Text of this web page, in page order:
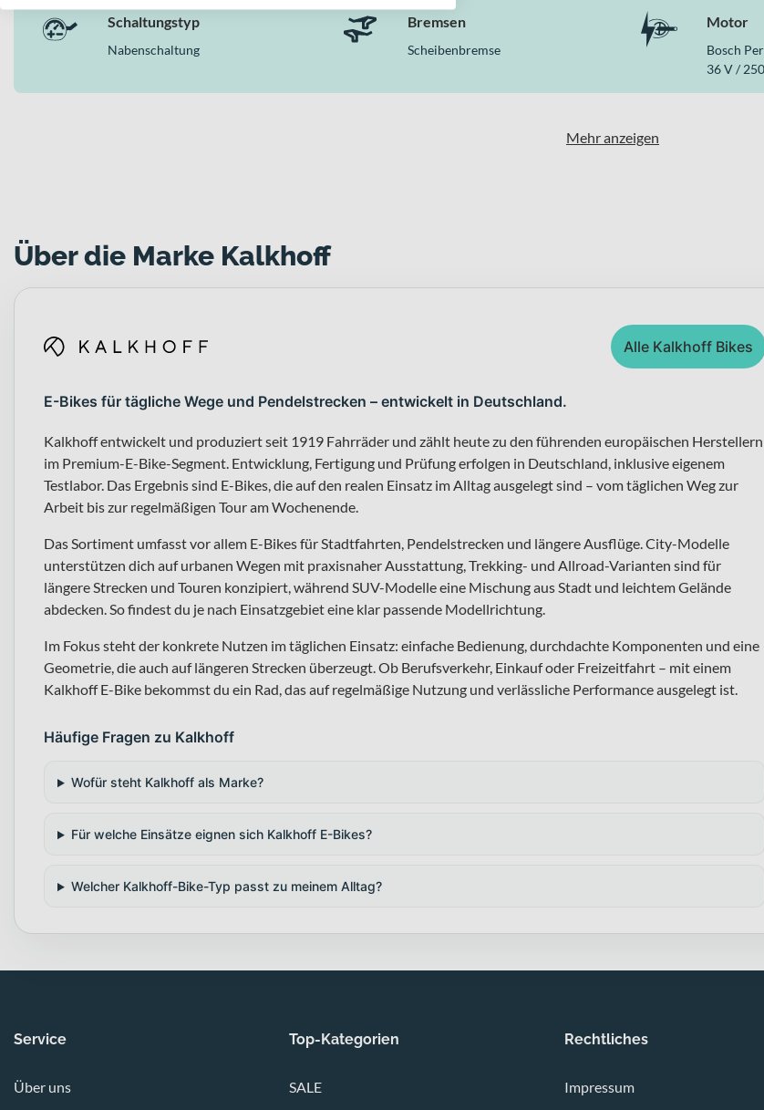
Schaltungstyp
Nabenschaltung
Bremsen
Scheibenbremse
Motor
Bosch
36 V /
Mehr anzeigen
Über die Marke Kalkhoff
Alle Kalkhoff Bikes
E-Bikes für tägliche Wege und Pendelstrecken – entwickelt in Deutschland.
Kalkhoff entwickelt und produziert seit 1919 Fahrräder und zählt heute zu den führenden europäischen Herstellern
im Premium-E-Bike-Segment. Entwicklung, Fertigung und Prüfung erfolgen in Deutschland, inklusive eigenem
Testlabor. Das Ergebnis sind E-Bikes, die auf den realen Einsatz im Alltag ausgelegt sind – vom täglichen Weg zur
Arbeit bis zur regelmäßigen Tour am Wochenende.
Das Sortiment umfasst vor allem E-Bikes für Stadtfahrten, Pendelstrecken und längere Ausflüge. City-Modelle
unterstützen dich auf urbanen Wegen mit praxisnaher Ausstattung, Trekking- und Allroad-Varianten sind für
längere Strecken und Touren konzipiert, während SUV-Modelle eine Mischung aus Stadt und leichtem Gelände
abdecken. So findest du je nach Einsatzgebiet eine klar passende Modellrichtung.
Im Fokus steht der konkrete Nutzen im täglichen Einsatz: einfache Bedienung, durchdachte Komponenten und eine
Geometrie, die auch auf längeren Strecken überzeugt. Ob Berufsverkehr, Einkauf oder Freizeitfahrt – mit einem
Kalkhoff E-Bike bekommst du ein Rad, das auf regelmäßige Nutzung und verlässliche Performance ausgelegt ist.
Häufige Fragen zu Kalkhoff
Wofür steht Kalkhoff als Marke?
Für welche Einsätze eignen sich Kalkhoff E-Bikes?
Welcher Kalkhoff-Bike-Typ passt zu meinem Alltag?
Service
Über uns
Top-Kategorien
SALE
Rechtliches
Impressum